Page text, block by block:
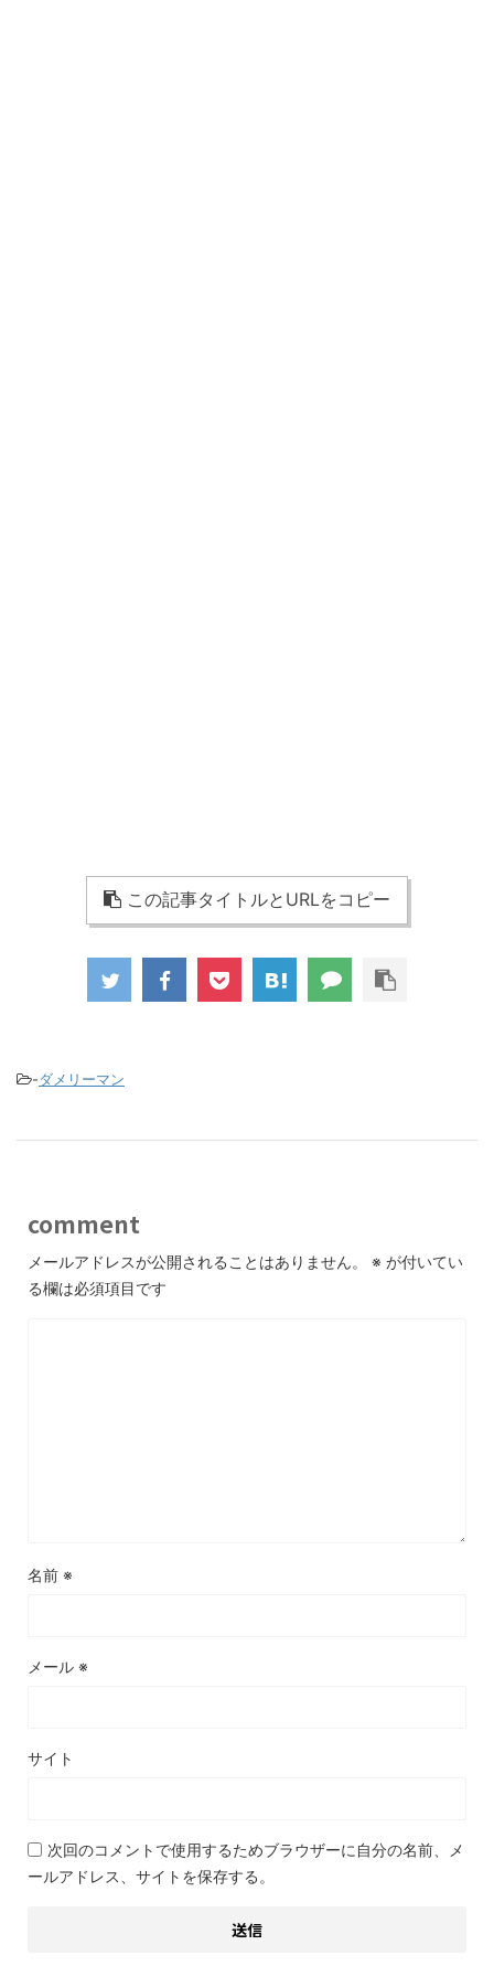
この記事タイトルとURLをコピー
-ダメリーマン
comment
メールアドレスが公開されることはありません。 ※ が付いてい
る欄は必須項目です
名前 ※
メール ※
サイト
次回のコメントで使用するためブラウザーに自分の名前、メ
ールアドレス、サイトを保存する。